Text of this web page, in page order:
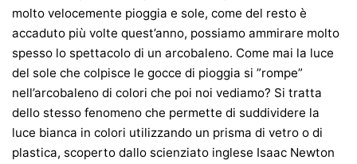
molto velocemente pioggia e sole, come del resto è
accaduto più volte quest’anno, possiamo ammirare molto
spesso lo spettacolo di un arcobaleno. Come mai la luce
del sole che colpisce le gocce di pioggia si ”rompe”
nell’arcobaleno di colori che poi noi vediamo? Si tratta
dello stesso fenomeno che permette di suddividere la
luce bianca in colori utilizzando un prisma di vetro o di
plastica, scoperto dallo scienziato inglese Isaac Newton